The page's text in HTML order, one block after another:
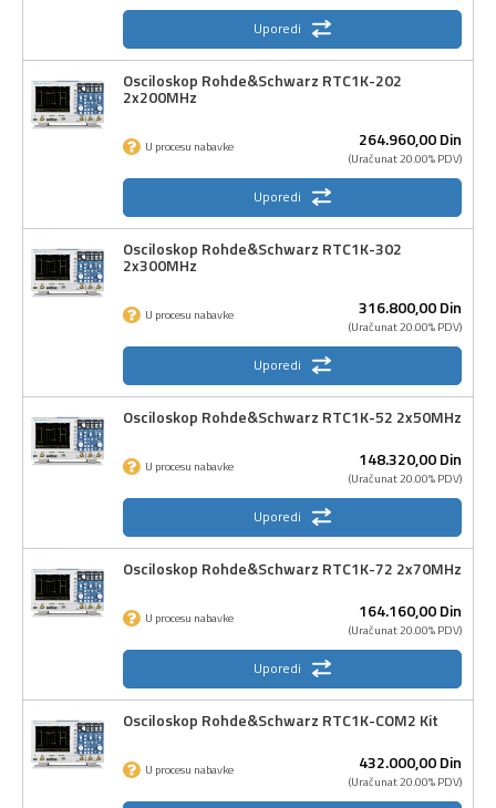
Uporedi
Osciloskop Rohde&Schwarz RTC1K-202
2x200MHz
264.960,00Din
(Uračunat 20.00% PDV)
U procesu nabavke
Uporedi
Osciloskop Rohde&Schwarz RTC1K-302
2x300MHz
316.800,00Din
(Uračunat 20.00% PDV)
U procesu nabavke
Uporedi
Osciloskop Rohde&Schwarz RTC1K-52 2x50MHz
148.320,00Din
(Uračunat 20.00% PDV)
U procesu nabavke
Uporedi
Osciloskop Rohde&Schwarz RTC1K-72 2x70MHz
164.160,00Din
(Uračunat 20.00% PDV)
U procesu nabavke
Uporedi
Osciloskop Rohde&Schwarz RTC1K-COM2 Kit
432.000,00Din
(Uračunat 20.00% PDV)
U procesu nabavke